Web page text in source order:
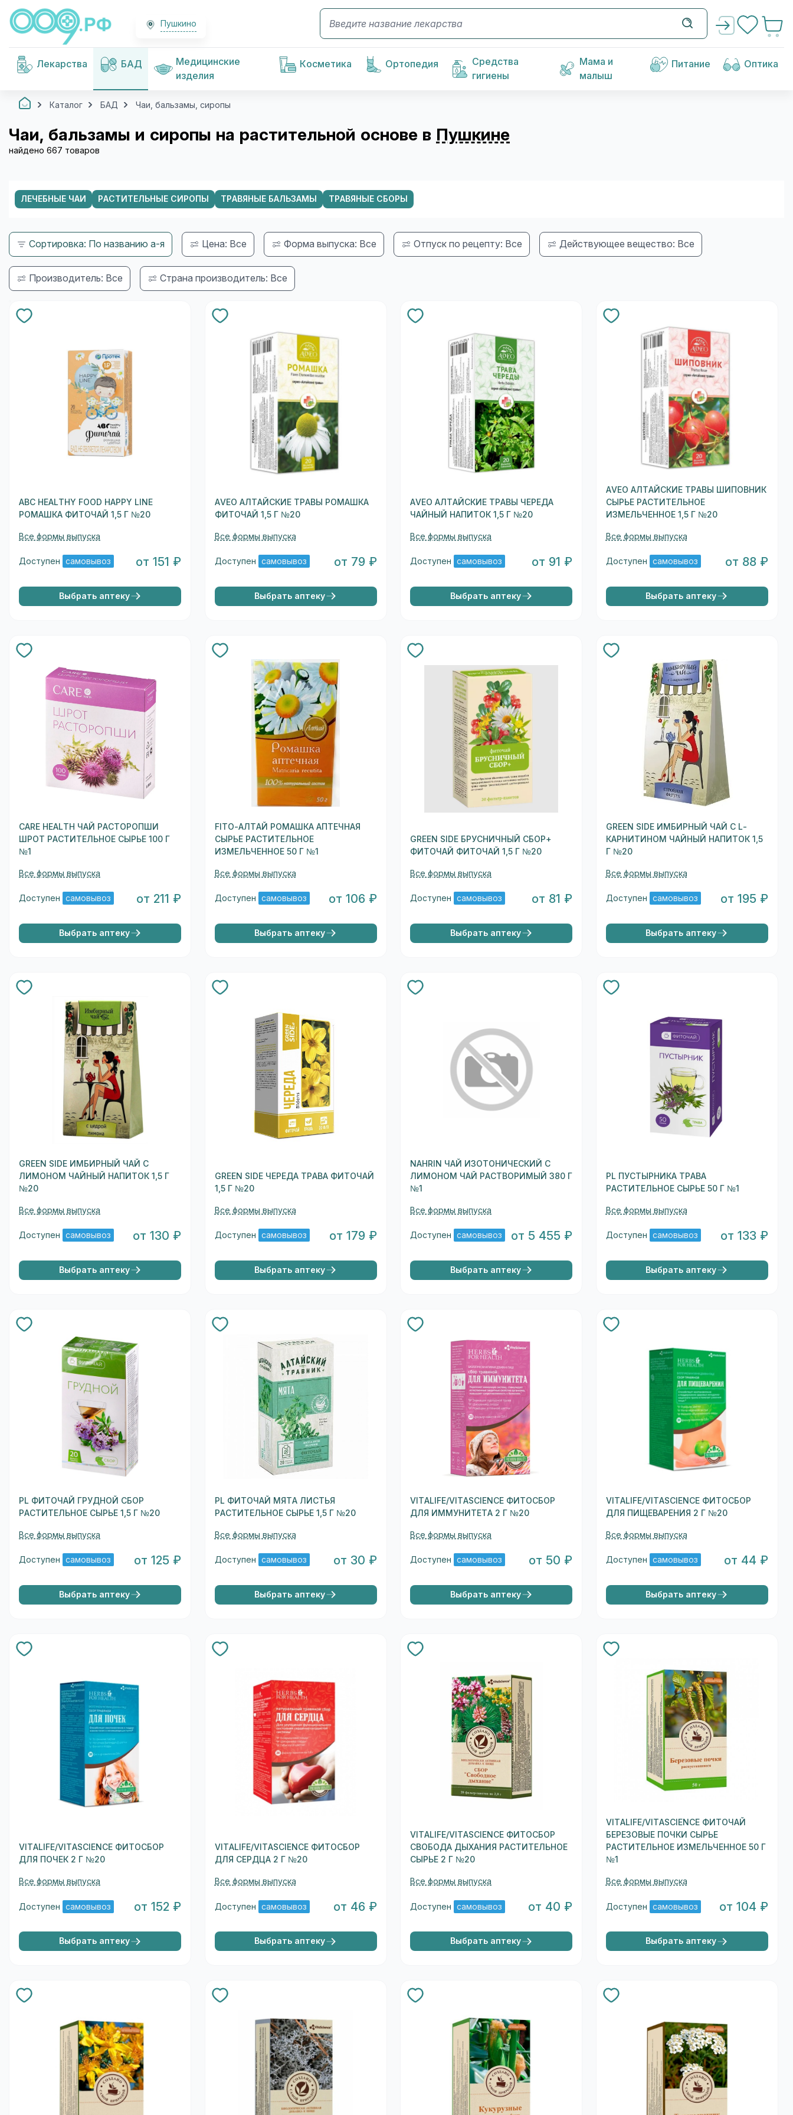
Пушкино
Лекарства БАД
Медицинские
изделия
Косметика Ортопедия
Средства
гигиены
Мама и
малыш
Питание Оптика
Каталог БАД Чаи, бальзамы, сиропы
Чаи, бальзамы и сиропы на растительной основе в Пушкине
найдено 667 товаров
ЛЕЧЕБНЫЕ ЧАИ РАСТИТЕЛЬНЫЕ СИРОПЫ ТРАВЯНЫЕ БАЛЬЗАМЫ ТРАВЯНЫЕ СБОРЫ
Сортировка: По названию а-я Цена: Все Форма выпуска: Все Отпуск по рецепту: Все Действующее вещество: Все
Производитель: Все Страна производитель: Все
ABC HEALTHY FOOD HAPPY LINE
РОМАШКА ФИТОЧАЙ 1,5 Г №20
Все формы выпуска
Доступен самовывоз от 151 ₽
Выбрать аптеку
AVEO АЛТАЙСКИЕ ТРАВЫ РОМАШКА
ФИТОЧАЙ 1,5 Г №20
Все формы выпуска
Доступен самовывоз от 79 ₽
Выбрать аптеку
AVEO АЛТАЙСКИЕ ТРАВЫ ЧЕРЕДА
ЧАЙНЫЙ НАПИТОК 1,5 Г №20
Все формы выпуска
Доступен самовывоз от 91 ₽
Выбрать аптеку
AVEO АЛТАЙСКИЕ ТРАВЫ ШИПОВНИК
СЫРЬЕ РАСТИТЕЛЬНОЕ
ИЗМЕЛЬЧЕННОЕ 1,5 Г №20
Все формы выпуска
Доступен самовывоз от 88 ₽
Выбрать аптеку
CARE HEALTH ЧАЙ РАСТОРОПШИ
ШРОТ РАСТИТЕЛЬНОЕ СЫРЬЕ 100 Г
№1
Все формы выпуска
Доступен самовывоз от 211 ₽
Выбрать аптеку
FITO-АЛТАЙ РОМАШКА АПТЕЧНАЯ
СЫРЬЕ РАСТИТЕЛЬНОЕ
ИЗМЕЛЬЧЕННОЕ 50 Г №1
Все формы выпуска
Доступен самовывоз от 106 ₽
Выбрать аптеку
GREEN SIDE БРУСНИЧНЫЙ СБОР+
ФИТОЧАЙ ФИТОЧАЙ 1,5 Г №20
Все формы выпуска
Доступен самовывоз от 81 ₽
Выбрать аптеку
GREEN SIDE ИМБИРНЫЙ ЧАЙ С L-
КАРНИТИНОМ ЧАЙНЫЙ НАПИТОК 1,5
Г №20
Все формы выпуска
Доступен самовывоз от 195 ₽
Выбрать аптеку
GREEN SIDE ИМБИРНЫЙ ЧАЙ С
ЛИМОНОМ ЧАЙНЫЙ НАПИТОК 1,5 Г
№20
Все формы выпуска
Доступен самовывоз от 130 ₽
Выбрать аптеку
GREEN SIDE ЧЕРЕДА ТРАВА ФИТОЧАЙ
1,5 Г №20
Все формы выпуска
Доступен самовывоз от 179 ₽
Выбрать аптеку
NAHRIN ЧАЙ ИЗОТОНИЧЕСКИЙ С
ЛИМОНОМ ЧАЙ РАСТВОРИМЫЙ 380 Г
№1
Все формы выпуска
Доступен самовывоз от 5 455 ₽
Выбрать аптеку
PL ПУСТЫРНИКА ТРАВА
РАСТИТЕЛЬНОЕ СЫРЬЕ 50 Г №1
Все формы выпуска
Доступен самовывоз от 133 ₽
Выбрать аптеку
PL ФИТОЧАЙ ГРУДНОЙ СБОР
РАСТИТЕЛЬНОЕ СЫРЬЕ 1,5 Г №20
Все формы выпуска
Доступен самовывоз от 125 ₽
Выбрать аптеку
PL ФИТОЧАЙ МЯТА ЛИСТЬЯ
РАСТИТЕЛЬНОЕ СЫРЬЕ 1,5 Г №20
Все формы выпуска
Доступен самовывоз от 30 ₽
Выбрать аптеку
VITALIFE/VITASCIENCE ФИТОСБОР
ДЛЯ ИММУНИТЕТА 2 Г №20
Все формы выпуска
Доступен самовывоз от 50 ₽
Выбрать аптеку
VITALIFE/VITASCIENCE ФИТОСБОР
ДЛЯ ПИЩЕВАРЕНИЯ 2 Г №20
Все формы выпуска
Доступен самовывоз от 44 ₽
Выбрать аптеку
VITALIFE/VITASCIENCE ФИТОСБОР
ДЛЯ ПОЧЕК 2 Г №20
Все формы выпуска
Доступен самовывоз от 152 ₽
Выбрать аптеку
VITALIFE/VITASCIENCE ФИТОСБОР
ДЛЯ СЕРДЦА 2 Г №20
Все формы выпуска
Доступен самовывоз от 46 ₽
Выбрать аптеку
VITALIFE/VITASCIENCE ФИТОСБОР
СВОБОДА ДЫХАНИЯ РАСТИТЕЛЬНОЕ
СЫРЬЕ 2 Г №20
Все формы выпуска
Доступен самовывоз от 40 ₽
Выбрать аптеку
VITALIFE/VITASCIENCE ФИТОЧАЙ
БЕРЕЗОВЫЕ ПОЧКИ СЫРЬЕ
РАСТИТЕЛЬНОЕ ИЗМЕЛЬЧЕННОЕ 50 Г
№1
Все формы выпуска
Доступен самовывоз от 104 ₽
Выбрать аптеку